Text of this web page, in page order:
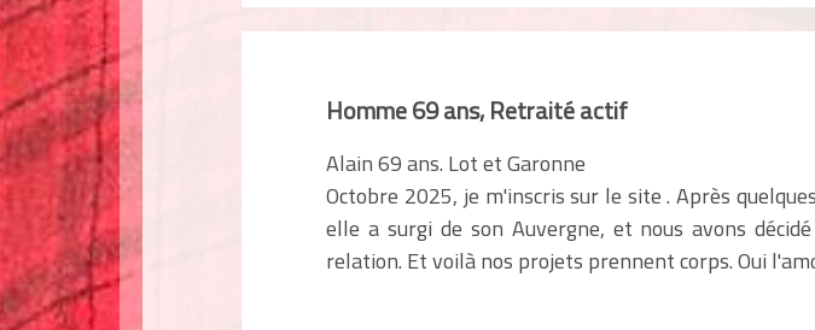
Homme 69 ans, Retraité actif
Alain 69 ans. Lot et Garonne
Octobre 2025, je m'inscris sur le site . Après
elle a surgi de son Auvergne, et nous avons
relation. Et voilà nos projets prennent corps. Oui